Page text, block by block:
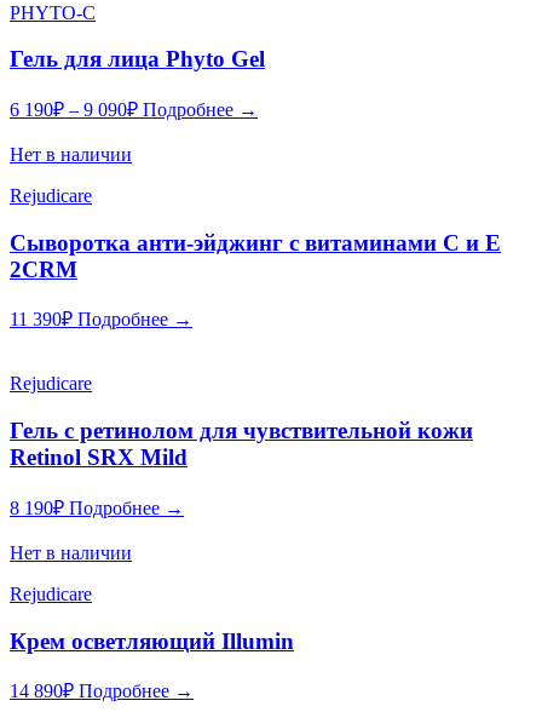
PHYTO-C
Гель для лица Phyto Gel
6 190₽ – 9 090₽ Подробнее →
Нет в наличии
Rejudicare
Сыворотка анти-эйджинг с витаминами С и Е
2CRM
11 390₽ Подробнее →
Rejudicare
Гель с ретинолом для чувствительной кожи
Retinol SRX Mild
8 190₽ Подробнее →
Нет в наличии
Rejudicare
Крем осветляющий Illumin
14 890₽ Подробнее →